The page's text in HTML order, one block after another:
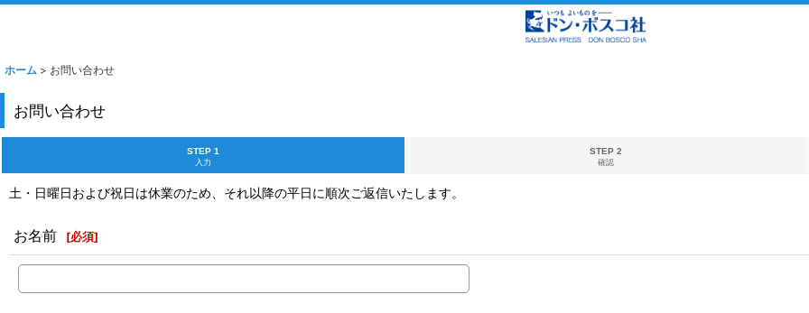
ホーム > お問い合わせ
お問い合わせ
STEP 1
入力
STEP 2
確認
土・日曜日および祝日は休業のため、それ以降の平日に順次ご返信いたします。
お名前 [必須]